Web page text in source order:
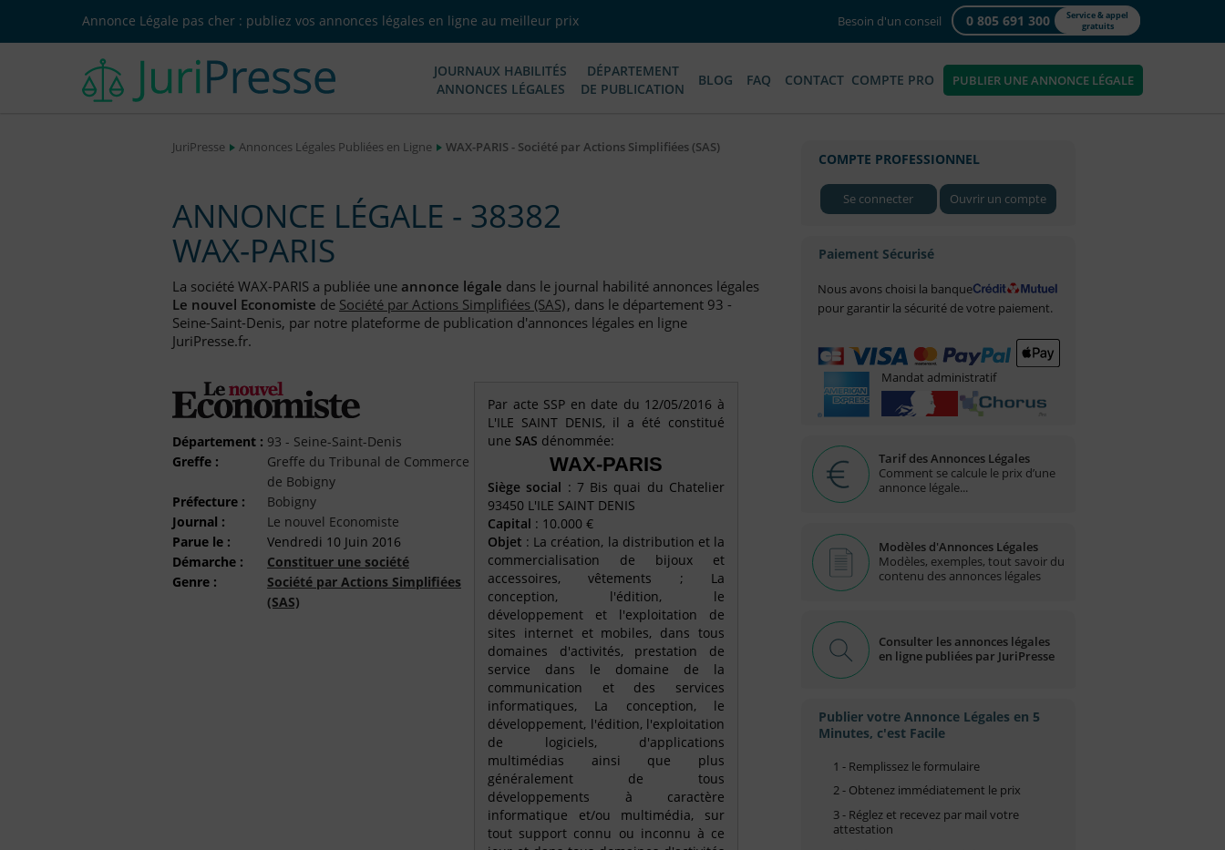
Annonce Légale pas cher : publiez vos annonces légales en ligne au meilleur prix Besoin d'un conseil 0 805 691 300
Service & appel
gratuits
JOURNAUX HABILITÉS
ANNONCES LÉGALES
DÉPARTEMENT
DE PUBLICATION
BLOG FAQ CONTACT COMPTE PRO PUBLIER UNE ANNONCE LÉGALE
JuriPresse Annonces Légales Publiées en Ligne WAX-PARIS - Société par Actions Simplifiées (SAS)
ANNONCE LÉGALE - 38382
WAX-PARIS
La société WAX-PARIS a publiée une annonce légale dans le journal habilité annonces légales
Le nouvel Economiste de Société par Actions Simplifiées (SAS), dans le département 93 -
Seine-Saint-Denis, par notre plateforme de publication d'annonces légales en ligne
JuriPresse.fr.
Département : 93 - Seine-Saint-Denis
Greffe :
Greffe du Tribunal de Commerce
de Bobigny
Préfecture :
Bobigny
Journal :
Le nouvel Economiste
Parue le :
Vendredi 10 Juin 2016
Démarche :
Constituer une société
Genre :
Société par Actions Simplifiées
(SAS)
Par acte SSP en date du 12/05/2016 à
L'ILE SAINT DENIS, il a été constitué
une SAS dénommée:
WAX-PARIS
Siège social : 7 Bis quai du Chatelier
93450 L'ILE SAINT DENIS
Capital : 10.000 €
Objet : La création, la distribution et la
commercialisation de bijoux et
accessoires, vêtements ; La
conception, l'édition, le
développement et l'exploitation de
sites internet et mobiles, dans tous
domaines d'activités, prestation de
service dans le domaine de la
communication et des services
informatiques, La conception, le
développement, l'édition, l'exploitation
de logiciels, d'applications
multimédias ainsi que plus
généralement de tous
développements à caractère
informatique et/ou multimédia, sur
tout support connu ou inconnu à ce
COMPTE PROFESSIONNEL
Se connecter Ouvrir un compte
Paiement Sécurisé
Nous avons choisi la banque
pour garantir la sécurité de votre paiement.
Mandat administratif
Tarif des Annonces Légales
Comment se calcule le prix d’une
annonce légale...
Modèles d'Annonces Légales
Modèles, exemples, tout savoir du
contenu des annonces légales
Consulter les annonces légales
en ligne publiées par JuriPresse
Publier votre Annonce Légales en 5
Minutes, c'est Facile
1 - Remplissez le formulaire
2 - Obtenez immédiatement le prix
3 - Réglez et recevez par mail votre
attestation